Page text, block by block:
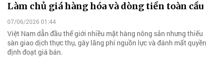
Làm chủ giá hàng hóa và dòng tiền toàn cầu
07/06/2026 01:44
Việt Nam dẫn đầu thế giới nhiều mặt hàng nông sản nhưng thiếu
sàn giao dịch thực thụ, gây lãng phí nguồn lực và đánh mất quyền
định đoạt giá bán.